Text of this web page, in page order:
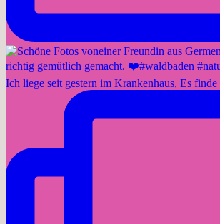
Ich liege seit gestern im Krankenhaus, Es finde